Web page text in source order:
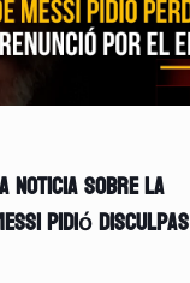
noticia sobre la
pidió disculpas